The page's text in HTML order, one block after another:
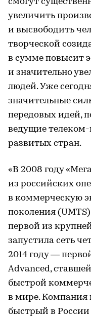
увеличить
и высвободить
творческой
в сумме повысит
и значительно
людей. Уже
значительные
передовых идей,
ведущие
развитых стран.
«В 2008 году
из российских
в коммерческую
поколения
первой из
запустила сеть
2014 году —
Advanced,
быстрой
в мире. Компания
быстрый в